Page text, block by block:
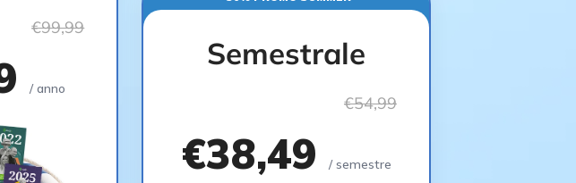
€99,99
/ anno
Semestrale
€54,99
€38,49 / semestre